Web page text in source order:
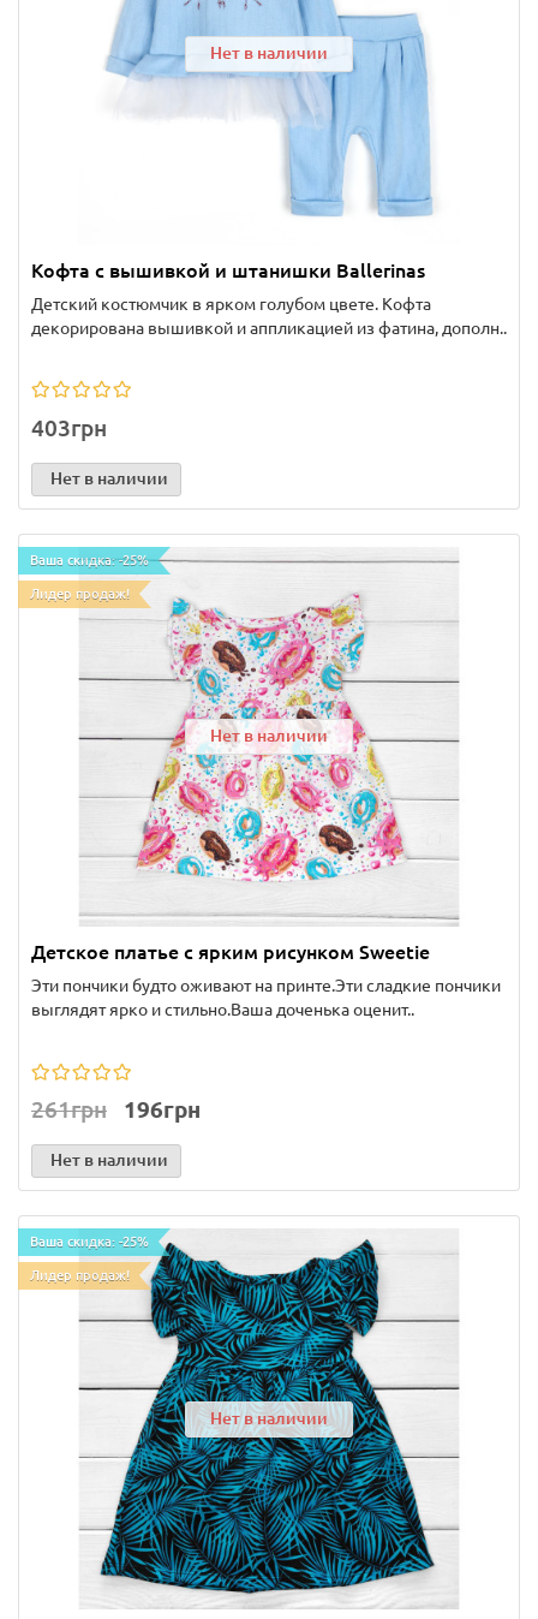
Нет в наличии
Кофта с вышивкой и штанишки Ballerinas
Детский костюмчик в ярком голубом цвете. Кофта
декорирована вышивкой и аппликацией из фатина, дополн..
403грн
Нет в наличии
Ваша скидка: -25%
Лидер продаж!
Нет в наличии
Детское платье с ярким рисунком Sweetie
Эти пончики будто оживают на принте.Эти сладкие пончики
выглядят ярко и стильно.Ваша доченька оценит..
261грн 196грн
Нет в наличии
Ваша скидка: -25%
Лидер продаж!
Нет в наличии